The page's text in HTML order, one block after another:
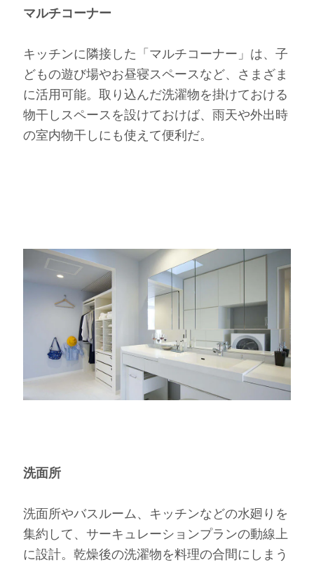
マルチコーナー
キッチンに隣接した「マルチコーナー」は、子
どもの遊び場やお昼寝スペースなど、さまざま
に活用可能。取り込んだ洗濯物を掛けておける
物干しスペースを設けておけば、雨天や外出時
の室内物干しにも使えて便利だ。
洗面所
洗面所やバスルーム、キッチンなどの水廻りを
集約して、サーキュレーションプランの動線上
に設計。乾燥後の洗濯物を料理の合間にしまう